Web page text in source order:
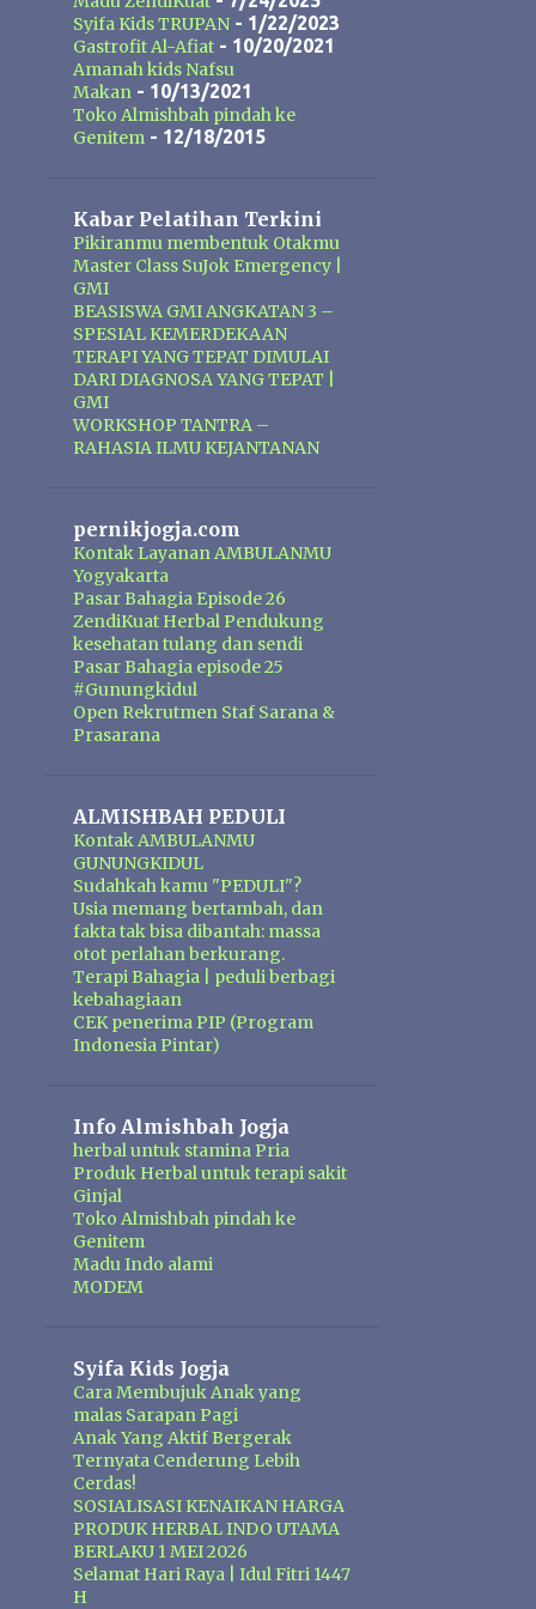
tumbuh-tumbuhan dan ramuan
tradisional. Dengan penggunaan
secara rutin minyak pembesar alat
vital Mak Urut dapat membantu
memperlancar sirkulasi darah dan
akan membuat ukuran alat vital
menjadi lebih dari yang sebelum
pemakaian. Formulasi yang ada
pada Mak Urut juga bermanfaat
membuka simpul syaraf yang
tersumbat sehingga akan
meningkatkan kemampuan ereksi
dan mengencangkan ereksi.
Syifa Kids TRUPAN- 1/22/2023
Gastrofit Al-Afiat- 10/20/2021
Amanah kids Nafsu
Makan - 10/13/2021
Toko Almishbah pindah ke
Genitem - 12/18/2015
Kabar Pelatihan Terkini
Pikiranmu membentuk Otakmu
Master Class SuJok Emergency |
GMI
BEASISWA GMI ANGKATAN 3 –
SPESIAL KEMERDEKAAN
TERAPI YANG TEPAT DIMULAI
DARI DIAGNOSA YANG TEPAT |
GMI
WORKSHOP TANTRA –
RAHASIA ILMU KEJANTANAN
pernikjogja.com
Kontak Layanan AMBULANMU
Yogyakarta
Pasar Bahagia Episode 26
ZendiKuat Herbal Pendukung
kesehatan tulang dan sendi
Pasar Bahagia episode 25
#Gunungkidul
Open Rekrutmen Staf Sarana &
Prasarana
ALMISHBAH PEDULI
Kontak AMBULANMU
GUNUNGKIDUL
Sudahkah kamu "PEDULI"?
Usia memang bertambah, dan
fakta tak bisa dibantah: massa
otot perlahan berkurang.
Terapi Bahagia | peduli berbagi
kebahagiaan
CEK penerima PIP (Program
Indonesia Pintar)
Info Almishbah Jogja
herbal untuk stamina Pria
Produk Herbal untuk terapi sakit
Ginjal
Toko Almishbah pindah ke
Genitem
Madu Indo alami
MODEM
Syifa Kids Jogja
Cara Membujuk Anak yang
malas Sarapan Pagi
Anak Yang Aktif Bergerak
Ternyata Cenderung Lebih
Cerdas!
SOSIALISASI KENAIKAN HARGA
PRODUK HERBAL INDO UTAMA
BERLAKU 1 MEI 2026
Selamat Hari Raya | Idul Fitri 1447
H